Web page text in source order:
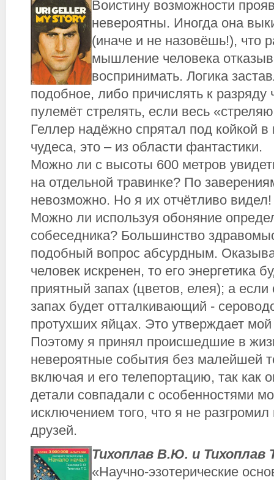
Воистину возможности
невероятны. Иногда она
(иначе и не назовёшь!), что
мышление человека
воспринимать. Логика
подобное, либо причислять к разряду
пулемёт стрелять, если весь
Геллер надёжно спрятал под койкой
чудеса, это – из области фантастики.
Можно ли с высоты 600 метров
на отдельной травинке? По
невозможно. Но я их отчётливо видел!
Можно ли используя обоняние
собеседника? Большинство
подобный вопрос абсурдным.
человек искренен, то его энергетика
приятный запах (цветов, елея); а
запах будет отталкивающий -
протухших яйцах. Это утверждает
Поэтому я принял происшедшие в
невероятные события без малейшей
включая и его телепортацию, так как
детали совпадали с особенностями
исключением того, что я не
друзей.
Тихоплав В.Ю. и Тихоплав
«Научно-эзотерические